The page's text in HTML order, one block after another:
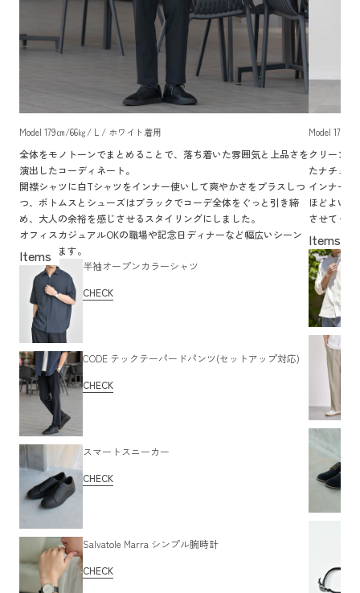
Model 179㎝/66㎏/ L / ホワイト着用
全体をモノトーンでまとめることで、落ち着いた雰囲気と上品さを
演出したコーディネート。
開襟シャツに白Tシャツをインナー使いして爽やかさをプラスしつ
つ、ボトムスとシューズはブラックでコーデ全体をぐっと引き締
め、大人の余裕を感じさせるスタイリングにしました。
オフィスカジュアルOKの職場や記念日ディナーなど幅広いシーン
で活躍します。
半袖オープンカラーシャツ
CHECK
CODE テックテーパードパンツ(セットアップ対応)
CHECK
スマートスニーカー
CHECK
Salvatole Marra シンプル腕時計
CHECK
Model 179
クリーン
たナチュ
インナー
ほどよい
させてくれ
休日に家